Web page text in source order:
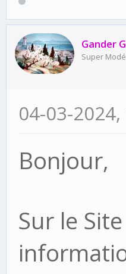
Gander
Super
04-03-
Bonjour,
Sur le